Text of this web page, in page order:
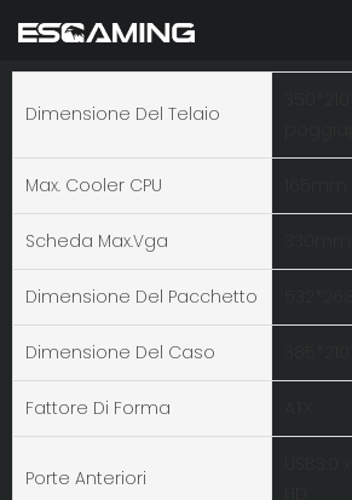
Dimensione Del Telaio
Max. Cooler CPU
Scheda Max.vga
Dimensione Del Pacchetto
Dimensione Del Caso
Fattore Di Forma
Porte Anteriori